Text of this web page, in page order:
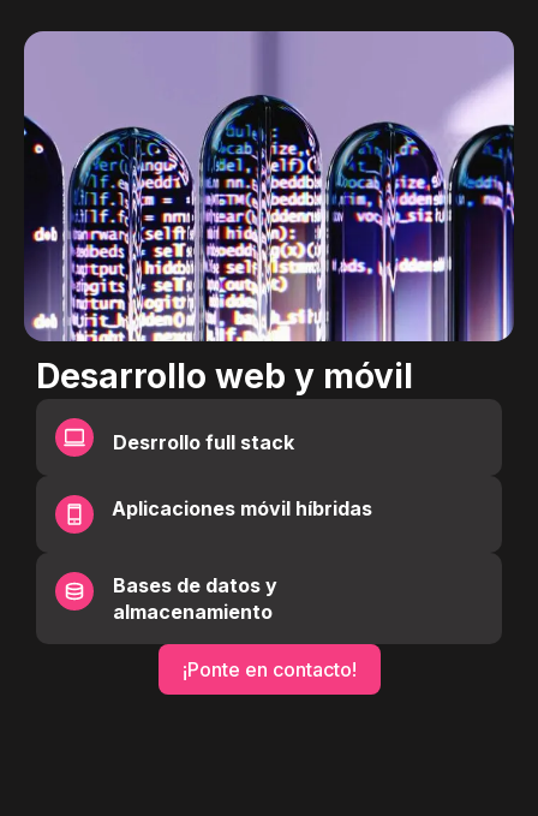
Desarrollo web y móvil
Desrrollo full stack
Aplicaciones móvil híbridas
Bases de datos y
almacenamiento
¡Ponte en contacto!